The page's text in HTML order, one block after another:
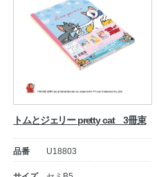
トムとジェリー pretty cat 3冊束
品番 U18803